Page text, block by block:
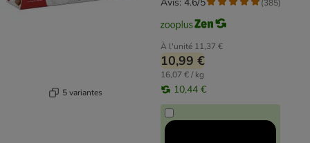
5 variantes
À l'unité 11,37 €
10,99 €
16,07 € / kg
10,44 €
(385)